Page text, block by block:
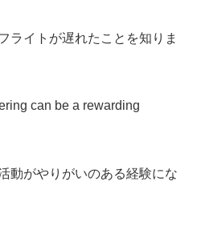
ライトが遅れたことを知りま
can be a rewarding
動がやりがいのある経験にな